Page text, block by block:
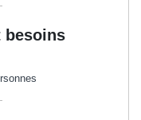
besoins